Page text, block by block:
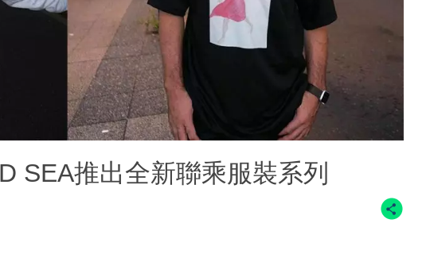
SEA推出全新聯乘服裝系列